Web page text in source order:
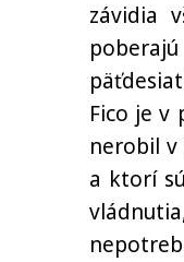
závidia
Fico je v
nerobil v
a ktorí